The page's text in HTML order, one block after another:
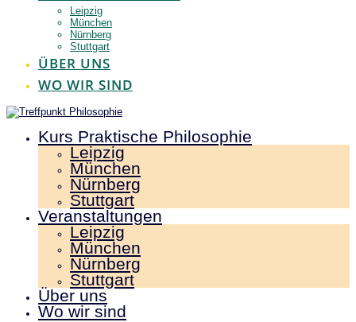
Leipzig
München
Nürnberg
Stuttgart
ÜBER UNS
WO WIR SIND
Kurs Praktische Philosophie
Leipzig
München
Nürnberg
Stuttgart
Veranstaltungen
Leipzig
München
Nürnberg
Stuttgart
Über uns
Wo wir sind